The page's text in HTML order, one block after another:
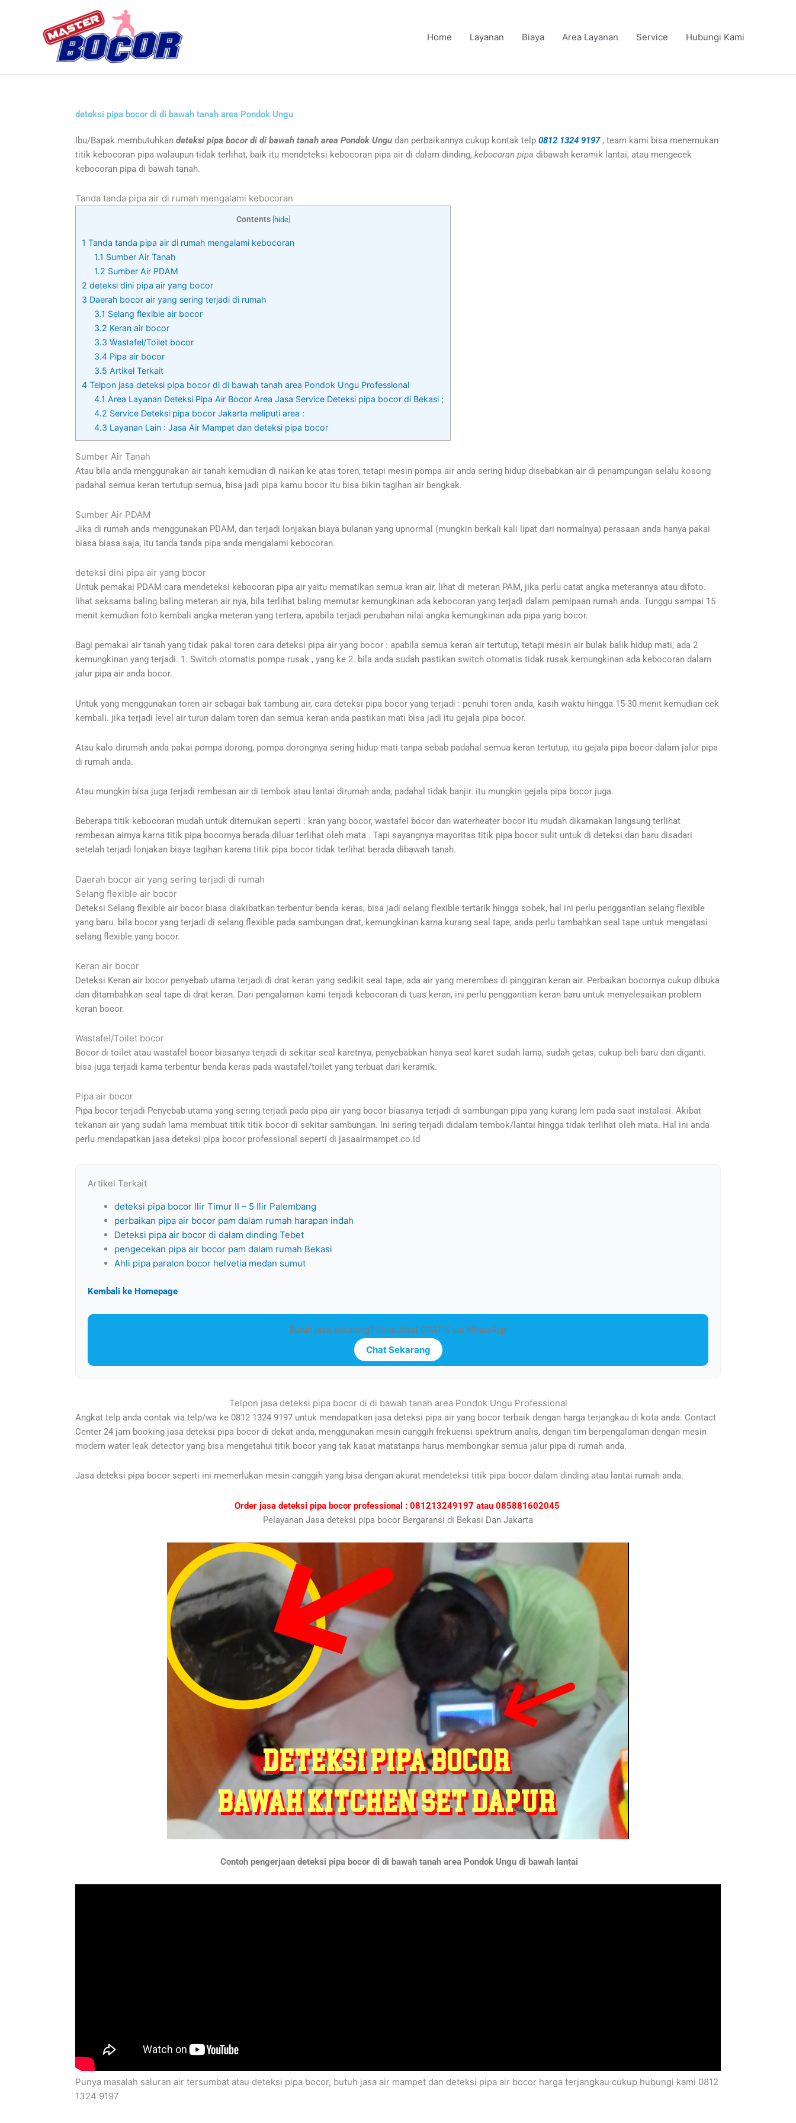
Home Layanan Biaya Area Layanan Service Hubungi Kami
deteksi pipa bocor di di bawah tanah area Pondok Ungu
Ibu/Bapak membutuhkan deteksi pipa bocor di di bawah tanah area Pondok Ungu dan perbaikannya cukup kontak telp 0812 1324 9197, team kami bisa menemukan
titik kebocoran pipa walaupun tidak terlihat, baik itu mendeteksi kebocoran pipa air di dalam dinding, kebocoran pipa dibawah keramik lantai, atau mengecek
kebocoran pipa di bawah tanah.
Tanda tanda pipa air di rumah mengalami kebocoran
Contents hide]
1 Tanda tanda pipa air di rumah mengalami kebocoran
1.1 Sumber Air Tanah
1.2 Sumber Air PDAM
2 deteksi dini pipa air yang bocor
3 Daerah bocor air yang sering terjadi di rumah
3.1 Selang flexible air bocor
3.2 Keran air bocor
3.3 Wastafel/Toilet bocor
3.4 Pipa air bocor
3.5 Artikel Terkait
4 Telpon jasa deteksi pipa bocor di di bawah tanah area Pondok Ungu Professional
4.1 Area Layanan Deteksi Pipa Air Bocor Area Jasa Service Deteksi pipa bocor di Bekasi ;
4.2 Service Deteksi pipa bocor Jakarta meliputi area :
4.3 Layanan Lain : Jasa Air Mampet dan deteksi pipa bocor
Sumber Air Tanah
Atau bila anda menggunakan air tanah kemudian di naikan ke atas toren, tetapi mesin pompa air anda sering hidup disebabkan air di penampungan selalu kosong
padahal semua keran tertutup semua, bisa jadi pipa kamu bocor itu bisa bikin tagihan air bengkak.
Sumber Air PDAM
Jika di rumah anda menggunakan PDAM, dan terjadi lonjakan biaya bulanan yang upnormal (mungkin berkali kali lipat dari normalnya) perasaan anda hanya pakai
biasa biasa saja, itu tanda tanda pipa anda mengalami kebocoran.
deteksi dini pipa air yang bocor
Untuk pemakai PDAM cara mendeteksi kebocoran pipa air yaitu mematikan semua kran air, lihat di meteran PAM, jika perlu catat angka meterannya atau difoto.
lihat seksama baling baling meteran air nya, bila terlihat baling memutar kemungkinan ada kebocoran yang terjadi dalam pemipaan rumah anda. Tunggu sampai 15
menit kemudian foto kembali angka meteran yang tertera, apabila terjadi perubahan nilai angka kemungkinan ada pipa yang bocor.
Bagi pemakai air tanah yang tidak pakai toren cara deteksi pipa air yang bocor : apabila semua keran air tertutup, tetapi mesin air bulak balik hidup mati, ada 2
kemungkinan yang terjadi. 1. Switch otomatis pompa rusak , yang ke 2. bila anda sudah pastikan switch otomatis tidak rusak kemungkinan ada kebocoran dalam
jalur pipa air anda bocor.
Untuk yang menggunakan toren air sebagai bak tambung air, cara deteksi pipa bocor yang terjadi : penuhi toren anda, kasih waktu hingga 15-30 menit kemudian cek
kembali. jika terjadi level air turun dalam toren dan semua keran anda pastikan mati bisa jadi itu gejala pipa bocor.
Atau kalo dirumah anda pakai pompa dorong, pompa dorongnya sering hidup mati tanpa sebab padahal semua keran tertutup, itu gejala pipa bocor dalam jalur pipa
di rumah anda.
Atau mungkin bisa juga terjadi rembesan air di tembok atau lantai dirumah anda, padahal tidak banjir. itu mungkin gejala pipa bocor juga.
Beberapa titik kebocoran mudah untuk ditemukan seperti : kran yang bocor, wastafel bocor dan waterheater bocor itu mudah dikarnakan langsung terlihat
rembesan airnya karna titik pipa bocornya berada diluar terlihat oleh mata . Tapi sayangnya mayoritas titik pipa bocor sulit untuk di deteksi dan baru disadari
setelah terjadi lonjakan biaya tagihan karena titik pipa bocor tidak terlihat berada dibawah tanah.
Daerah bocor air yang sering terjadi di rumah
Selang flexible air bocor
Deteksi Selang flexible air bocor biasa diakibatkan terbentur benda keras, bisa jadi selang flexible tertarik hingga sobek, hal ini perlu penggantian selang flexible
yang baru. bila bocor yang terjadi di selang flexible pada sambungan drat, kemungkinan karna kurang seal tape, anda perlu tambahkan seal tape untuk mengatasi
selang flexible yang bocor.
Keran air bocor
Deteksi Keran air bocor penyebab utama terjadi di drat keran yang sedikit seal tape, ada air yang merembes di pinggiran keran air. Perbaikan bocornya cukup dibuka
dan ditambahkan seal tape di drat keran. Dari pengalaman kami terjadi kebocoran di tuas keran, ini perlu penggantian keran baru untuk menyelesaikan problem
keran bocor.
Wastafel/Toilet bocor
Bocor di toilet atau wastafel bocor biasanya terjadi di sekitar seal karetnya, penyebabkan hanya seal karet sudah lama, sudah getas, cukup beli baru dan diganti.
bisa juga terjadi karna terbentur benda keras pada wastafel/toilet yang terbuat dari keramik.
Pipa air bocor
Pipa bocor terjadi Penyebab utama yang sering terjadi pada pipa air yang bocor biasanya terjadi di sambungan pipa yang kurang lem pada saat instalasi. Akibat
tekanan air yang sudah lama membuat titik titik bocor di sekitar sambungan. Ini sering terjadi didalam tembok/lantai hingga tidak terlihat oleh mata. Hal ini anda
perlu mendapatkan jasa deteksi pipa bocor professional seperti di jasaairmampet.co.id
Artikel Terkait
deteksi pipa bocor Ilir Timur II – 5 Ilir Palembang
perbaikan pipa air bocor pam dalam rumah harapan indah
Deteksi pipa air bocor di dalam dinding Tebet
pengecekan pipa air bocor pam dalam rumah Bekasi
Ahli pipa paralon bocor helvetia medan sumut
Kembali ke Homepage
Butuh jasa sekarang? Konsultasi GRATIS via WhatsApp
Chat Sekarang
Telpon jasa deteksi pipa bocor di di bawah tanah area Pondok Ungu Professional
Angkat telp anda contak via telp/wa ke 0812 1324 9197 untuk mendapatkan jasa deteksi pipa air yang bocor terbaik dengan harga terjangkau di kota anda. Contact
Center 24 jam booking jasa deteksi pipa bocor di dekat anda, menggunakan mesin canggih frekuensi spektrum analis, dengan tim berpengalaman dengan mesin
modern water leak detector yang bisa mengetahui titik bocor yang tak kasat matatanpa harus membongkar semua jalur pipa di rumah anda.
Jasa deteksi pipa bocor seperti ini memerlukan mesin canggih yang bisa dengan akurat mendeteksi titik pipa bocor dalam dinding atau lantai rumah anda.
Order jasa deteksi pipa bocor professional : 081213249197 atau 085881602045
Pelayanan Jasa deteksi pipa bocor Bergaransi di Bekasi Dan Jakarta
Contoh pengerjaan deteksi pipa bocor di di bawah tanah area Pondok Ungu di bawah lantai
Punya masalah saluran air tersumbat atau deteksi pipa bocor, butuh jasa air mampet dan deteksi pipa air bocor harga terjangkau cukup hubungi kami 0812
1324 9197